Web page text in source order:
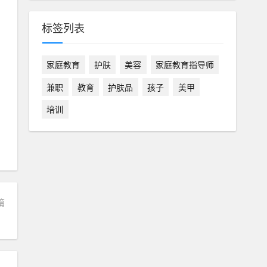
标签列表
家庭教育 护肤 美容
家庭教育指导师
兼职
教育 护肤品 孩子
美甲
培训